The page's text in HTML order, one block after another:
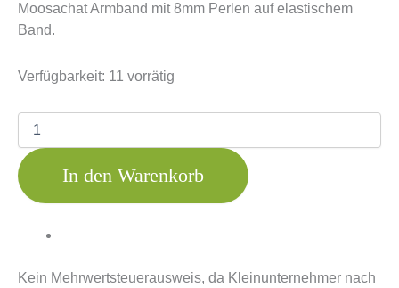
Moosachat Armband mit 8mm Perlen auf elastischem
Band.
Verfügbarkeit: 11 vorrätig
In den Warenkorb
Kein Mehrwertsteuerausweis, da Kleinunternehmer nach